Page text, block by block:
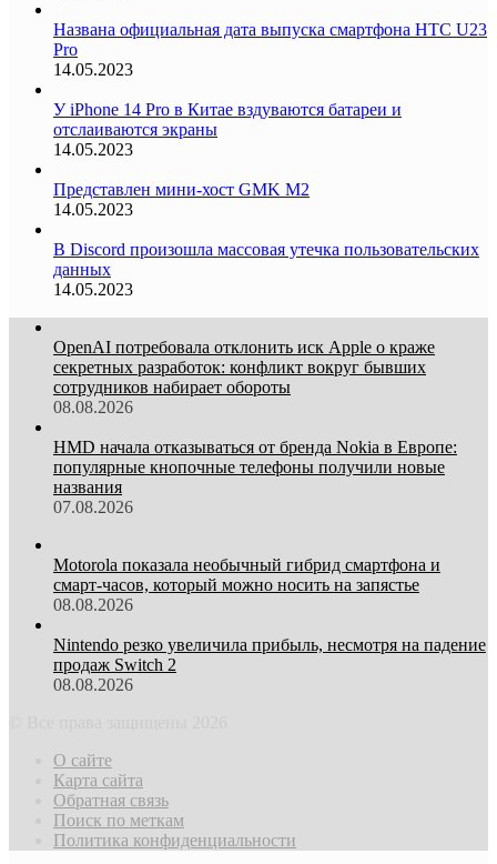
Названа официальная дата выпуска смартфона HTC U23
Pro
14.05.2023
У iPhone 14 Pro в Китае вздуваются батареи и
отслаиваются экраны
14.05.2023
Представлен мини-хост GMK M2
14.05.2023
В Discord произошла массовая утечка пользовательских
данных
14.05.2023
OpenAI потребовала отклонить иск Apple о краже
секретных разработок: конфликт вокруг бывших
сотрудников набирает обороты
08.08.2026
HMD начала отказываться от бренда Nokia в Европе:
популярные кнопочные телефоны получили новые
названия
07.08.2026
Motorola показала необычный гибрид смартфона и
смарт-часов, который можно носить на запястье
08.08.2026
Nintendo резко увеличила прибыль, несмотря на падение
продаж Switch 2
08.08.2026
О сайте
Карта сайта
Обратная связь
Поиск по меткам
Политика конфиденциальности